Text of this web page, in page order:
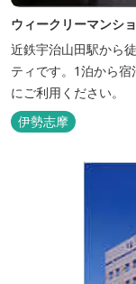
ウィークリーマンシ
近鉄宇治山田駅から
ティです。1泊から
にご利用ください。
伊勢志摩